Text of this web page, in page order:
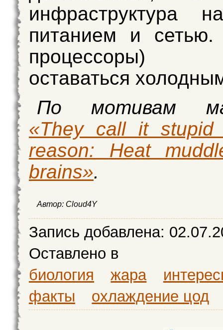
инфраструктура
питанием и
процессоры)
оставаться
По мотивам
«They call it
reason: Heat
brains».
Автор: Cloud4Y
Запись добавлена:
Оставлено в
биология
жара
факты
охлаждение цод